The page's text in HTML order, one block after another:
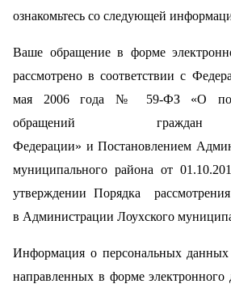
ознакомьтесь со следующей
Ваше обращение в форме
рассмотрено в соответствии с
мая 2006 года № 59-ФЗ «О
обращений граждан
Федерации» и Постановлением
муниципального района от
утверждении Порядка
в Администрации Лоухского
Информация о персональных данных
направленных в форме электронного